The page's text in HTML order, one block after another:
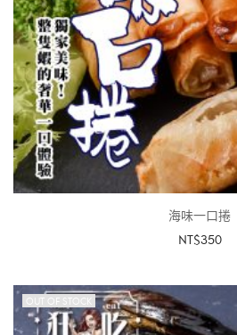
海味一口捲
NT$350
OUT OF STOCK